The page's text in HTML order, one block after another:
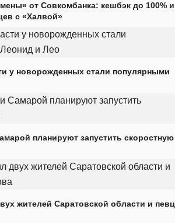
от Совкомбанка: кешбэк до 100% и
с «Халвой»
у новорожденных стали популярными
планируют запустить скоростную
жителей Саратовской области и